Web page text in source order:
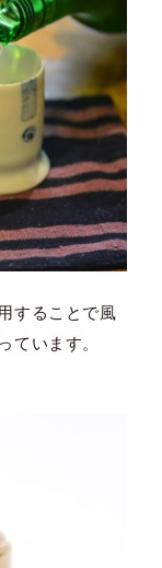
することで風
ています。